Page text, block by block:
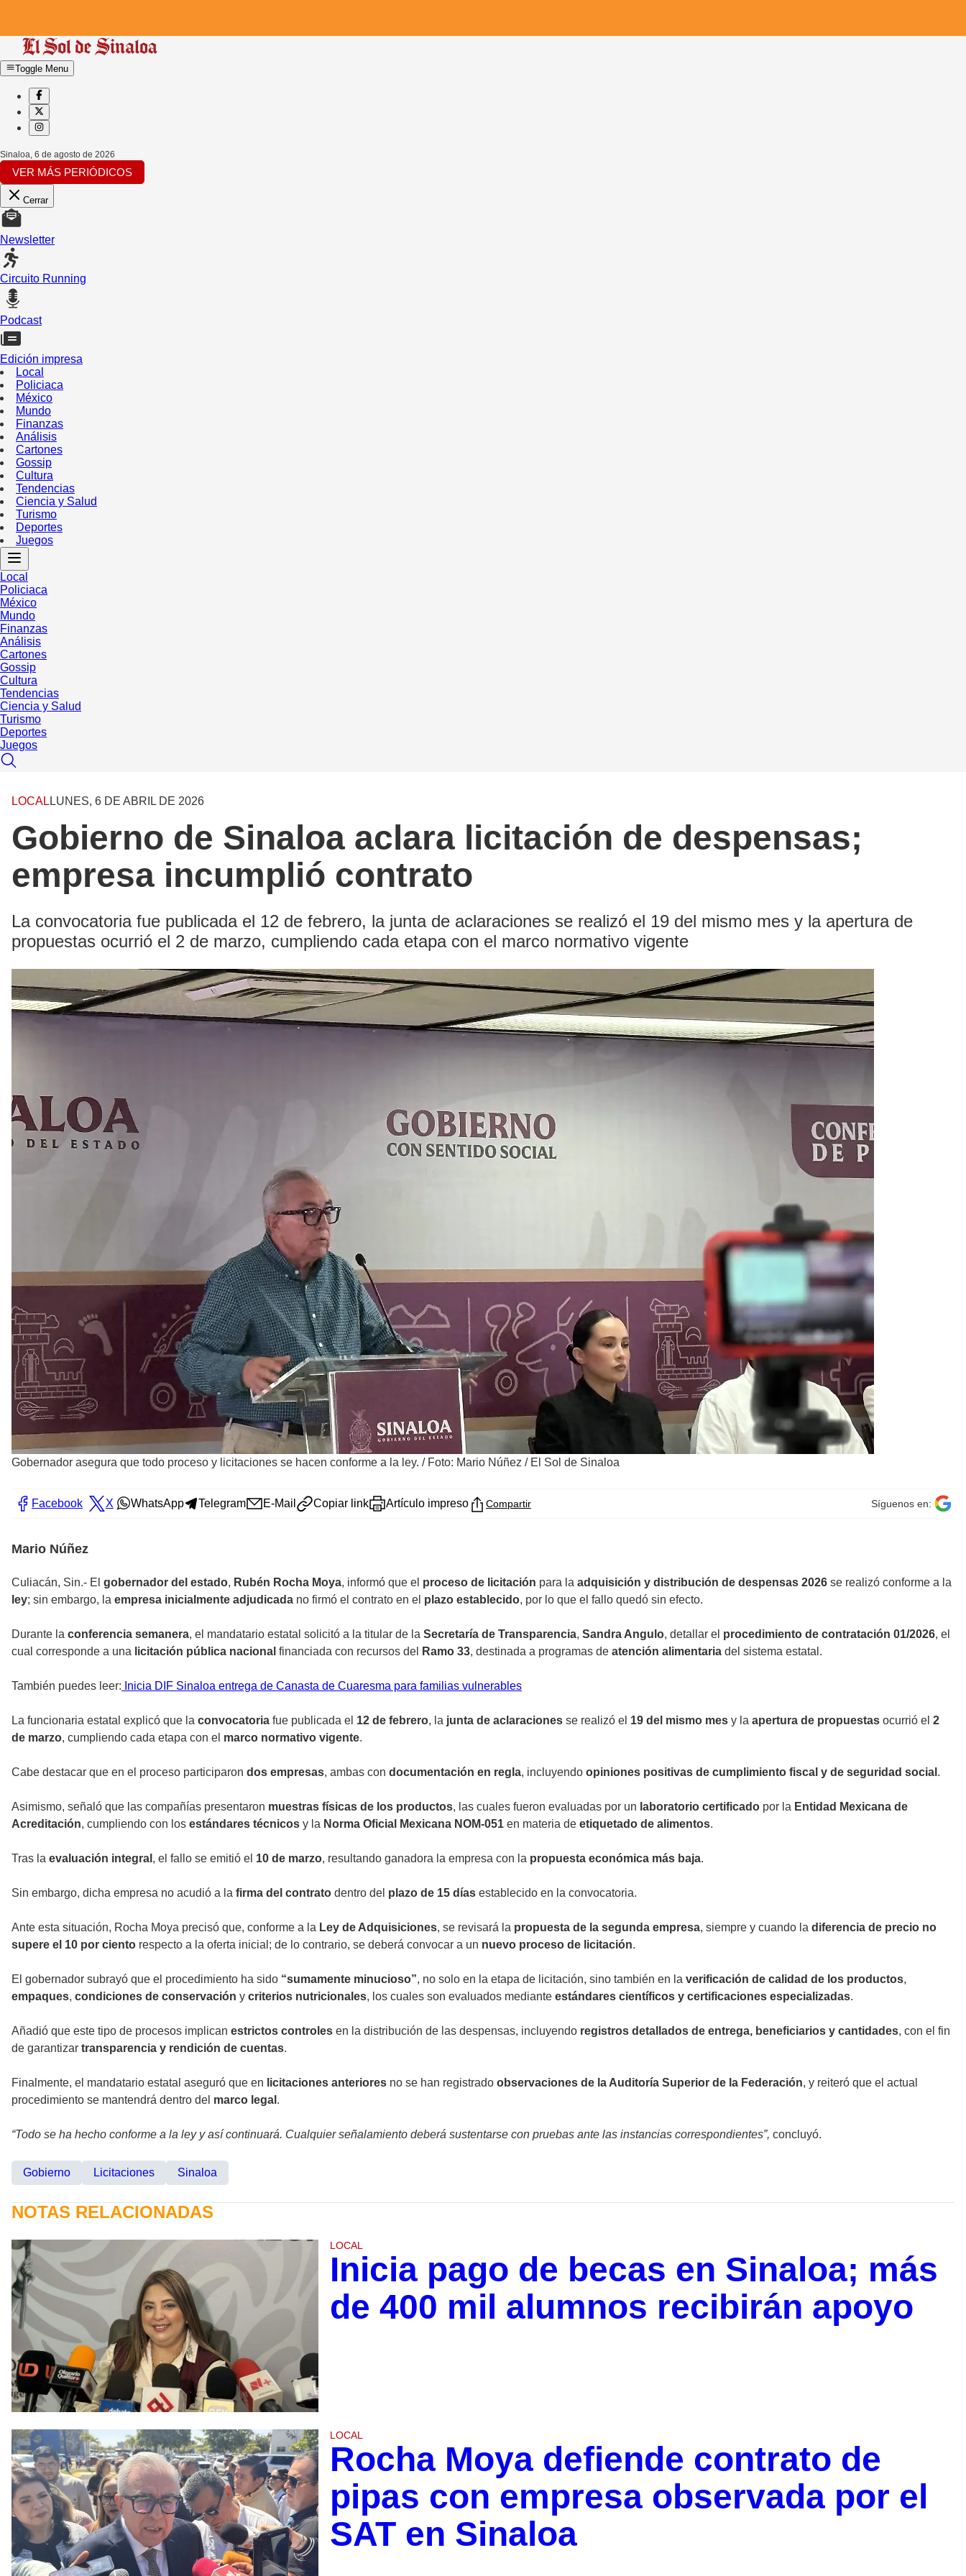
Toggle Menu
Sinaloa, 6 de agosto de 2026
VER MÁS PERIÓDICOS
Cerrar
Newsletter
Circuito Running
Podcast
Edición impresa
Local
Policiaca
México
Mundo
Finanzas
Análisis
Cartones
Gossip
Cultura
Tendencias
Ciencia y Salud
Turismo
Deportes
Juegos
Local
Policiaca
México
Mundo
Finanzas
Análisis
Cartones
Gossip
Cultura
Tendencias
Ciencia y Salud
Turismo
Deportes
Juegos
LOCAL LUNES, 6 DE ABRIL DE 2026
Gobierno de Sinaloa aclara licitación de despensas;
empresa incumplió contrato
La convocatoria fue publicada el 12 de febrero, la junta de aclaraciones se realizó el 19 del mismo mes y la apertura de
propuestas ocurrió el 2 de marzo, cumpliendo cada etapa con el marco normativo vigente
Gobernador asegura que todo proceso y licitaciones se hacen conforme a la ley. / Foto: Mario Núñez / El Sol de Sinaloa
Facebook X WhatsApp Telegram E-Mail Copiar link Artículo impreso Compartir Síguenos en:
Mario Núñez
Culiacán, Sin.- El gobernador del estado, Rubén Rocha Moya, informó que el proceso de licitación para la adquisición y distribución de despensas 2026 se realizó conforme a la
ley; sin embargo, la empresa inicialmente adjudicada no firmó el contrato en el plazo establecido, por lo que el fallo quedó sin efecto.
Durante la conferencia semanera, el mandatario estatal solicitó a la titular de la Secretaría de Transparencia, Sandra Angulo, detallar el procedimiento de contratación 01/2026, el
cual corresponde a una licitación pública nacional financiada con recursos del Ramo 33, destinada a programas de atención alimentaria del sistema estatal.
También puedes leer: Inicia DIF Sinaloa entrega de Canasta de Cuaresma para familias vulnerables
La funcionaria estatal explicó que la convocatoria fue publicada el 12 de febrero, la junta de aclaraciones se realizó el 19 del mismo mes y la apertura de propuestas ocurrió el 2
de marzo, cumpliendo cada etapa con el marco normativo vigente.
Cabe destacar que en el proceso participaron dos empresas, ambas con documentación en regla, incluyendo opiniones positivas de cumplimiento fiscal y de seguridad social .
Asimismo, señaló que las compañías presentaron muestras físicas de los productos, las cuales fueron evaluadas por un laboratorio certificado por la Entidad Mexicana de
Acreditación, cumpliendo con los estándares técnicos y la Norma Oficial Mexicana NOM-051 en materia de etiquetado de alimentos.
Tras la evaluación integral , el fallo se emitió el 10 de marzo, resultando ganadora la empresa con la propuesta económica más baja.
Sin embargo, dicha empresa no acudió a la firma del contrato dentro del plazo de 15 días establecido en la convocatoria.
Ante esta situación, Rocha Moya precisó que, conforme a la Ley de Adquisiciones, se revisará la propuesta de la segunda empresa, siempre y cuando la diferencia de precio no
supere el 10 por ciento respecto a la oferta inicial; de lo contrario, se deberá convocar a un nuevo proceso de licitación.
El gobernador subrayó que el procedimiento ha sido “sumamente minucioso”, no solo en la etapa de licitación, sino también en la verificación de calidad de los productos,
empaques, condiciones de conservación y criterios nutricionales, los cuales son evaluados mediante estándares científicos y certificaciones especializadas.
Añadió que este tipo de procesos implican estrictos controles en la distribución de las despensas, incluyendo registros detallados de entrega, beneficiarios y cantidades, con el fin
de garantizar transparencia y rendición de cuentas.
Finalmente, el mandatario estatal aseguró que en licitaciones anteriores no se han registrado observaciones de la Auditoría Superior de la Federación, y reiteró que el actual
procedimiento se mantendrá dentro del marco legal .
“Todo se ha hecho conforme a la ley y así continuará. Cualquier señalamiento deberá sustentarse con pruebas ante las instancias correspondientes”, concluyó.
Gobierno Licitaciones Sinaloa
NOTAS RELACIONADAS
LOCAL
Inicia pago de becas en Sinaloa; más
de 400 mil alumnos recibirán apoyo
LOCAL
Rocha Moya defiende contrato de
pipas con empresa observada por el
SAT en Sinaloa